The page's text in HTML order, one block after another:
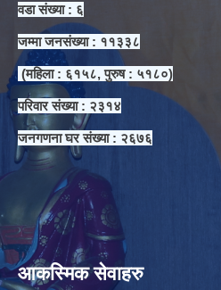
वडा संख्या : ६
जम्मा जनसंख्या : ११३३८
(महिला : ६१५८, पुरुष : ५१८०)
परिवार संख्या : २३१४
जनगणना घर संख्या : २६७६
आकस्मिक सेवाहरु